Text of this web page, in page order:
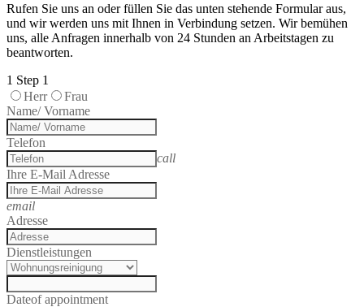
Rufen Sie uns an oder füllen Sie das unten stehende Formular aus,
und wir werden uns mit Ihnen in Verbindung setzen. Wir bemühen
uns, alle Anfragen innerhalb von 24 Stunden an Arbeitstagen zu
beantworten.
1 Step 1
Herr
Frau
Name/ Vorname
Telefon
call
Ihre E-Mail Adresse
email
Adresse
Dienstleistungen
Dateof appointment